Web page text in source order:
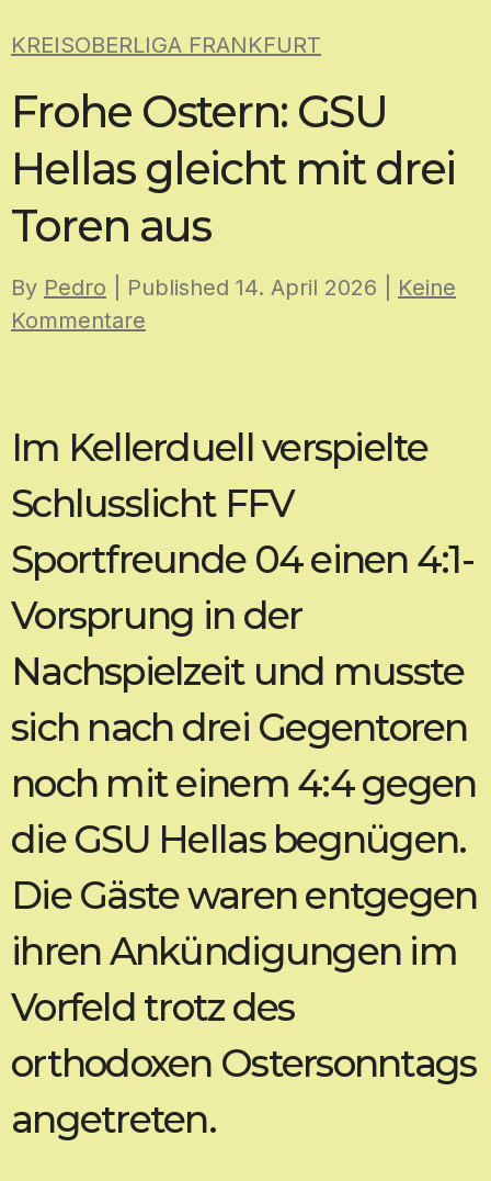
toKREISOBERLIGA FRANKFURT
Frohe Ostern: GSU
Hellas gleicht mit drei
Toren aus
By Pedro | Published 14. April 2026
Keine
Kommentare
Im Kellerduell verspielte
Schlusslicht FFV
Sportfreunde 04 einen 4:1-
Vorsprung in der
Nachspielzeit und musste
sich nach drei Gegentoren
noch mit einem 4:4 gegen
die GSU Hellas begnügen.
Die Gäste waren entgegen
ihren Ankündigungen im
Vorfeld trotz des
orthodoxen Ostersonntags
angetreten.